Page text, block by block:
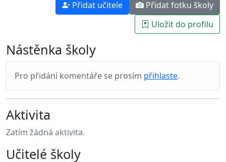
Přidat učitele
Přidat fotku školy
Uložit do profilu
Nástěnka školy
Pro přidání komentáře se prosím přihlaste.
Aktivita
Zatím žádná aktivita.
Učitelé školy